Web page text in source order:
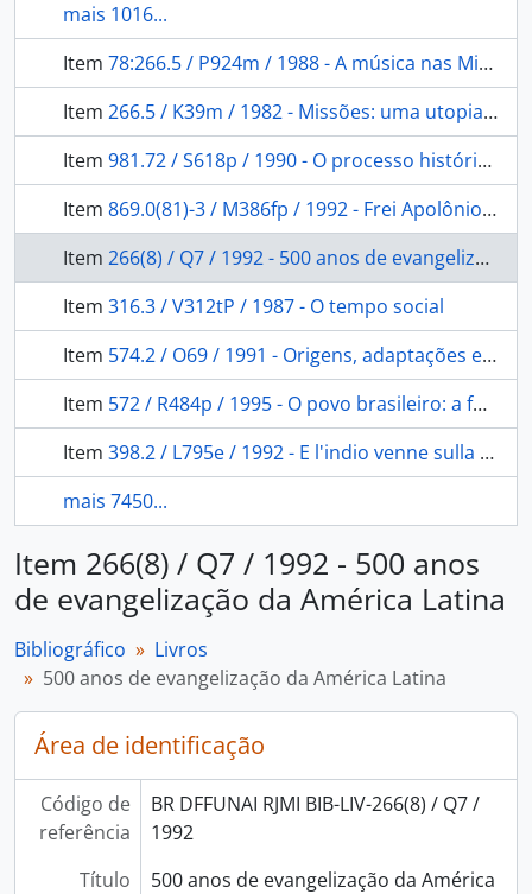
mais 1016...
Item 78:266.5 / P924m / 1988 - A música nas Missões jesuíticas nos séculos XVII e XVIII
Item 266.5 / K39m / 1982 - Missões: uma utopia política.
Item 981.72 / S618p / 1990 - O processo histórico de Mato Grosso
Item 869.0(81)-3 / M386fp / 1992 - Frei Apolônio: um romance do Brasil.
Item 266(8) / Q7 / 1992 - 500 anos de evangelização da América Latina
Item 316.3 / V312tP / 1987 - O tempo social
Item 574.2 / O69 / 1991 - Origens, adaptações e diversidade biológica do homem nativo da Amazônia
Item 572 / R484p / 1995 - O povo brasileiro: a formação e o sentido do Brasil.
Item 398.2 / L795e / 1992 - E l'indio venne sulla terra
mais 7450...
Item 266(8) / Q7 / 1992 - 500 anos
de evangelização da América Latina
Bibliográfico
Livros
500 anos de evangelização da América Latina
Área de identificação
Código de
referência
BR DFFUNAI RJMI BIB-LIV-266(8) / Q7 /
1992
Título
500 anos de evangelização da América